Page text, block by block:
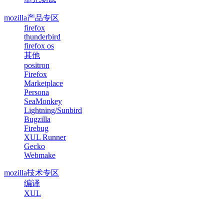
mozilla产品专区
firefox
thunderbird
firefox os
其他
positron
Firefox
Marketplace
Persona
SeaMonkey
Lightning/Sunbird
Bugzilla
Firebug
XUL Runner
Gecko
Webmake
mozilla技术专区
编译
XUL